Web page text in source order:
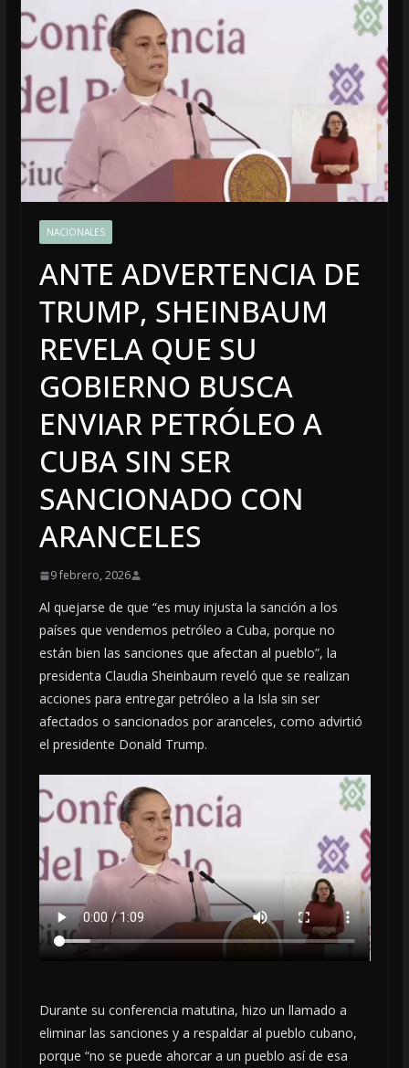
NACIONALES
ANTE ADVERTENCIA DE
TRUMP, SHEINBAUM
REVELA QUE SU
GOBIERNO BUSCA
ENVIAR PETRÓLEO A
CUBA SIN SER
SANCIONADO CON
ARANCELES
9 febrero, 2026
Al quejarse de que “es muy injusta la sanción a los
países que vendemos petróleo a Cuba, porque no
están bien las sanciones que afectan al pueblo”, la
presidenta Claudia Sheinbaum reveló que se realizan
acciones para entregar petróleo a la Isla sin ser
afectados o sancionados por aranceles, como advirtió
el presidente Donald Trump.
Durante su conferencia matutina, hizo un llamado a
eliminar las sanciones y a respaldar al pueblo cubano,
porque “no se puede ahorcar a un pueblo así de esa